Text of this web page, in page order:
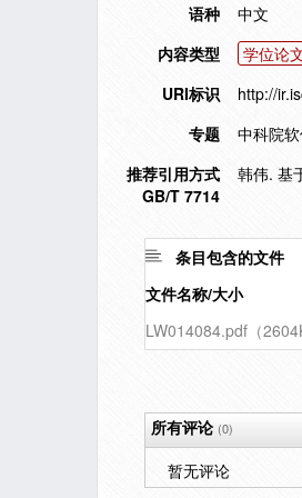
语种
中文
内容类型
学位论
URI标识
http://
专题
中科院
推荐引用方式
GB/T 7714
韩伟. 基
条目包含的文件
文件名称/大小
LW014084.pdf（
所有评论(0)
暂无评论